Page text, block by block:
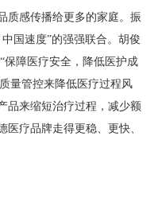
质感传播给更多的家庭。振
国速度”的强强联合。胡俊
保障医疗安全，降低医护成
量管控来降低医疗过程风
品来缩短治疗过程，减少额
疗品牌走得更稳、更快、